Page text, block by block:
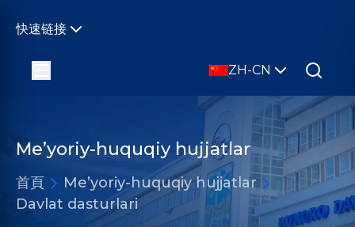
快速链接
ZH-CN
Me’yoriy-huquqiy hujjatlar
首頁
Me’yoriy-huquqiy hujjatlar
Davlat dasturlari